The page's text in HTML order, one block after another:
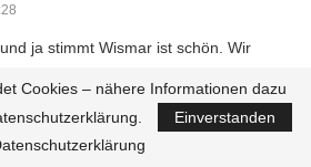
ja stimmt Wismar ist schön. Wir
Cookies – nähere Informationen dazu
Einverstanden